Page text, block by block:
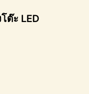
ต๊ะ LED